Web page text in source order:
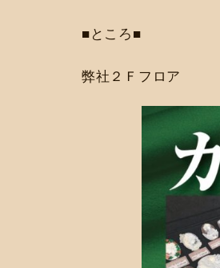
■ところ■
弊社２Ｆフロア